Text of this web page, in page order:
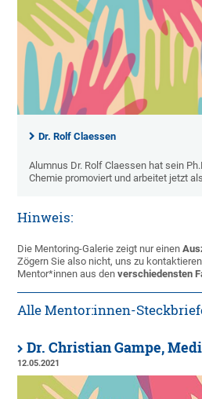
Dr. Rolf Claessen
Alumnus Dr. Rolf Claessen hat sein
Chemie promoviert und arbeitet jetzt
Hinweis:
Die Mentoring-Galerie zeigt nur einen
Zögern Sie also nicht, uns zu
Mentor*innen aus denverschiedensten
Alle Mentor:innen-
Dr. Christian Gampe,
12.05.2021